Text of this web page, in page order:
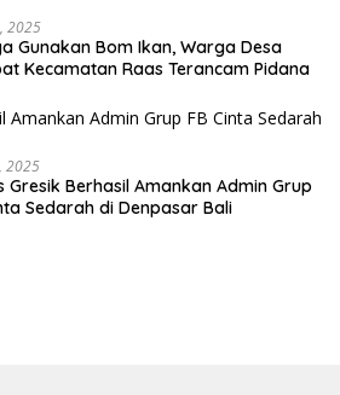
2025
Gunakan Bom Ikan, Warga Desa
Kecamatan Raas Terancam Pidana
2025
Gresik Berhasil Amankan Admin Grup
Sedarah di Denpasar Bali